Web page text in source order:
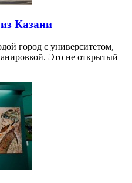
Казани
город с университетом,
Это не открытый